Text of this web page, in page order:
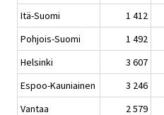
Itä-Suomi
1 412
Pohjois-Suomi
1 492
Helsinki
3 607
Espoo-Kauniainen
3 246
Vantaa
2 579